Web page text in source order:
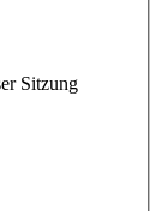
Sitzung